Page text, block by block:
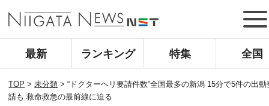
最新 ランキング 特集 全国
TOP >未分類 >“ドクターヘリ要請件数”全国最多の新潟 15分で5件の出動
請も 救命救急の最前線に迫る